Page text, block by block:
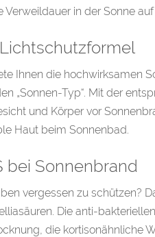
Verweildauer in der Sonne
Ihnen die hochwirksamen
„Sonnen-Typ“. Mit der
und Körper vor
Haut beim Sonnenbad.
bei Sonnenbrand
vergessen zu schützen?
Die anti-
die kortisonähnliche